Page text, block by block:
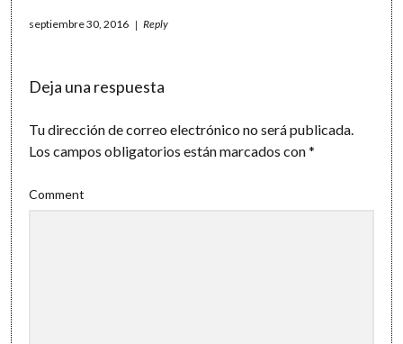
septiembre 30, 2016 Reply
Deja una respuesta
Tu dirección de correo electrónico no será publicada.
Los campos obligatorios están marcados con*
Comment